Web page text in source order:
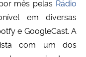
mês pelas Rádio
em diversas
e GoogleCast. A
com um dos